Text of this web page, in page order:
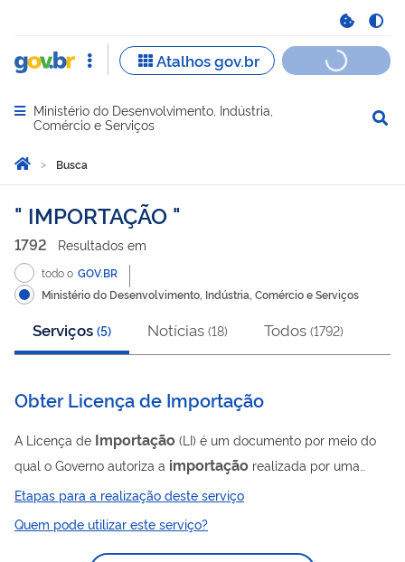
Abrir menu principal de navegação
Ministério do Desenvolvimento, Indústria,
Comércio e Serviços
Você está aqui:
Página Inicial
Busca
Busca
IMPORTAÇÃO
1792 Resultados em
todo o GOV.BR
Ministério do Desenvolvimento, Indústria, Comércio e Serviços
Serviços (5) Notícias (18) Todos (1792)
Obter Licença de Importação
A Licença de Importação (LI) é um documento por meio do
qual o Governo autoriza a importação realizada por uma
empresa ou pessoa física, mediante verificação do
cumprimento de normas legais e administrativas. Ela é
necessária quando aimportação
está sujeita à anuência de um ou mais órgãos anuentes (como
Etapas para a realização deste serviço
Quem pode utilizar este serviço?